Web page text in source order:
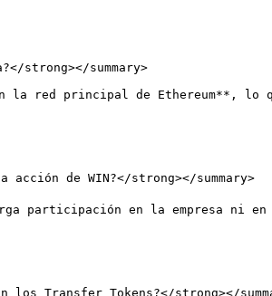
strong></summary>
en la red principal de Ethereum**,
de WIN?</strong></summary>
participación en la empresa ni
los Transfer Tokens?</strong></